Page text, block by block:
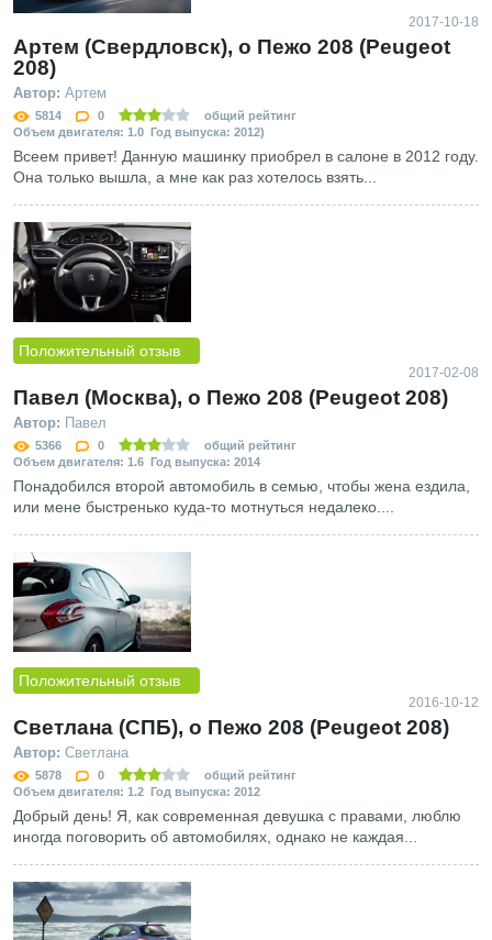
2017-10-18
Артем (Свердловск), о Пежо 208 (Peugeot
208)
Автор: Артем
5814 0
общий рейтинг
Объем двигателя: 1.0 Год выпуска: 2012)
Всеем привет! Данную машинку приобрел в салоне в 2012 году.
Она только вышла, а мне как раз хотелось взять...
Положительный отзыв
2017-02-08
Павел (Москва), о Пежо 208 (Peugeot 208)
Автор: Павел
5366 0
общий рейтинг
Объем двигателя: 1.6 Год выпуска: 2014
Понадобился второй автомобиль в семью, чтобы жена ездила,
или мене быстренько куда-то мотнуться недалеко....
Положительный отзыв
2016-10-12
Светлана (СПБ), о Пежо 208 (Peugeot 208)
Автор: Светлана
5878 0
общий рейтинг
Объем двигателя: 1.2 Год выпуска: 2012
Добрый день! Я, как современная девушка с правами, люблю
иногда поговорить об автомобилях, однако не каждая...